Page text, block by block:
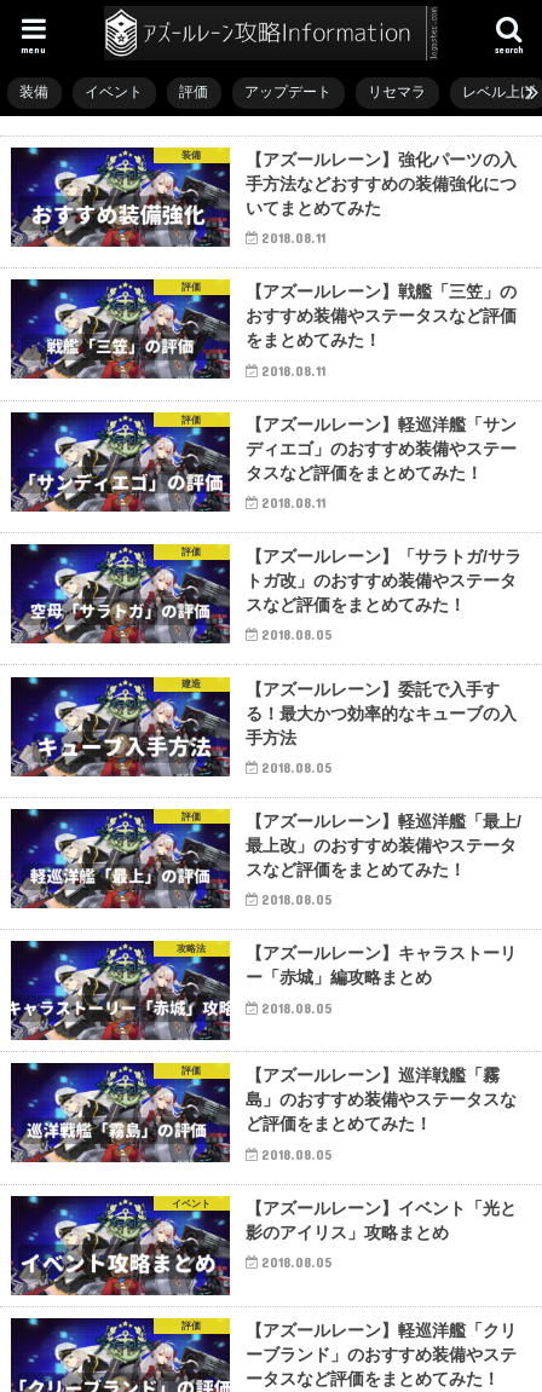
search
menu
装備 イベント 評価 アップデート リセマラ レベル上げ
装備
【アズールレーン】強化パーツの入
手方法などおすすめの装備強化につ
いてまとめてみた
2018.08.11
評価
【アズールレーン】戦艦「三笠」の
おすすめ装備やステータスなど評価
をまとめてみた！
2018.08.11
評価
【アズールレーン】軽巡洋艦「サン
ディエゴ」のおすすめ装備やステー
タスなど評価をまとめてみた！
2018.08.11
評価
【アズールレーン】「サラトガ/サラ
トガ改」のおすすめ装備やステータ
スなど評価をまとめてみた！
2018.08.05
建造
【アズールレーン】委託で入手す
る！最大かつ効率的なキューブの入
手方法
2018.08.05
評価
【アズールレーン】軽巡洋艦「最上/
最上改」のおすすめ装備やステータ
スなど評価をまとめてみた！
2018.08.05
攻略法
【アズールレーン】キャラストーリ
ー「赤城」編攻略まとめ
2018.08.05
評価
【アズールレーン】巡洋戦艦「霧
島」のおすすめ装備やステータスな
ど評価をまとめてみた！
2018.08.05
イベント
【アズールレーン】イベント「光と
影のアイリス」攻略まとめ
2018.08.05
評価
【アズールレーン】軽巡洋艦「クリ
ーブランド」のおすすめ装備やステ
ータスなど評価をまとめてみた！